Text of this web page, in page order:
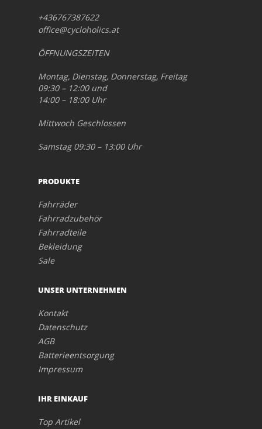
+436767387622
office@cycloholics.at
ÖFFNUNGSZEITEN
Montag, Dienstag, Donnerstag, Freitag
09:30 – 12:00 und
14:00 – 18:00 Uhr
Mittwoch Geschlossen
Samstag 09:30 – 13:00 Uhr
PRODUKTE
Fahrräder
Fahrradzubehör
Fahrradteile
Bekleidung
Sale
UNSER UNTERNEHMEN
Kontakt
Datenschutz
AGB
Batterieentsorgung
Impressum
IHR EINKAUF
Top Artikel